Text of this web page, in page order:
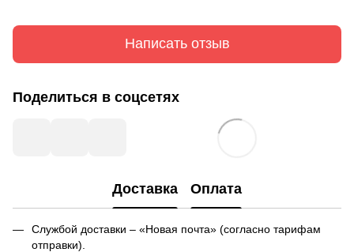
Написать отзыв
Поделиться в соцсетях
Доставка Оплата
Службой доставки – «Новая почта» (согласно тарифам
отправки).